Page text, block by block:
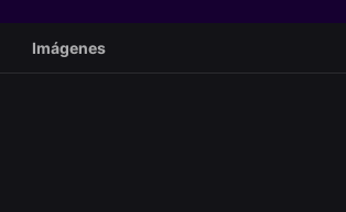
Imágenes